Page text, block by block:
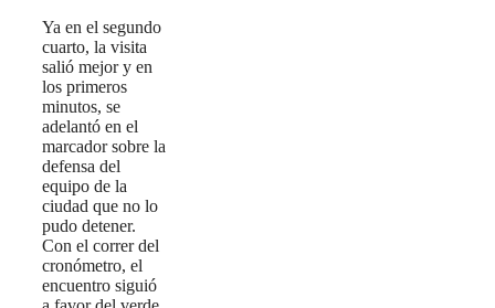
Ya en el segundo
cuarto, la visita
salió mejor y en
los primeros
minutos, se
adelantó en el
marcador sobre la
defensa del
equipo de la
ciudad que no lo
pudo detener.
Con el correr del
cronómetro, el
encuentro siguió